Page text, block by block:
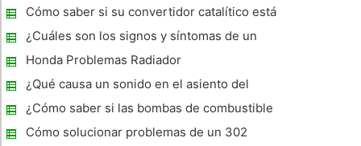
Cómo saber si su convertidor catalítico está
roto
¿Cuáles son los signos y síntomas de un
fallo del sensor de O2?
Honda Problemas Radiador
¿Qué causa un sonido en el asiento del
conductor de un Honda Odyssey 2005?
¿Cómo saber si las bombas de combustible
se apagaron
Cómo solucionar problemas de un 302